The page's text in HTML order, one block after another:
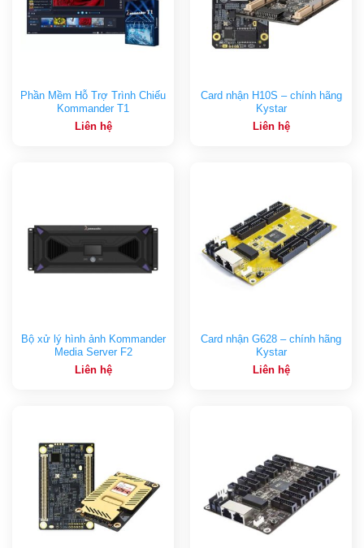
Phần Mềm Hỗ Trợ Trình Chiếu
Kommander T1
Liên hệ
Card nhận H10S – chính hãng
Kystar
Liên hệ
Bộ xử lý hình ảnh Kommander
Media Server F2
Liên hệ
Card nhận G628 – chính hãng
Kystar
Liên hệ